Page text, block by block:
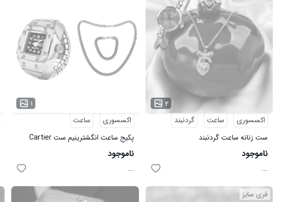
۲
اکسسوری
ساعت
گردنبند
ست زنانه ساعت گردنبند
انگشترPink_Heart مدل 3671
ناموجود
...
۱
اکسسوری
ساعت
پکیج ساعت انگشترینیم ست Cartier
مردانه دودی مدل Zoris
ناموجود
...
فری سایز